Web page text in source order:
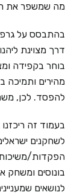
מה שמשפר את
בהתבסס על
בוחר בקפידה
מהירים ותמיכה
להפסד. לכן,
הפקדות/משיכות
בונוסים ומשחק
לנושאים